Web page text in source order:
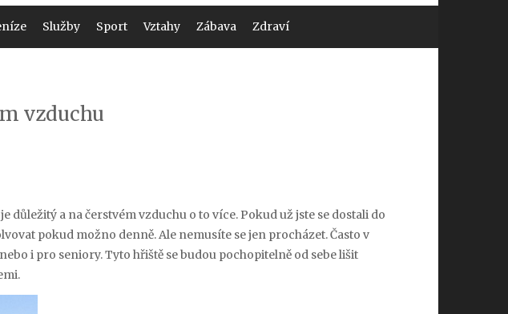
Služby Sport Vztahy Zábava Zdraví
vzduchu
důležitý a na čerstvém vzduchu o to více. Pokud už jste se dostali do
pokud možno denně.Ale nemusíte se jen procházet. Často v
i pro seniory. Tyto hřiště se budou pochopitelně od sebe lišit